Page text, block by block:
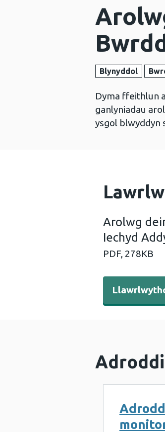
Blynyddol
Dyma ffeithlun
ganlyniadau
ysgol blwyddyn
Arolwg
Iechyd
PDF, 278KB
Llawrlwytho